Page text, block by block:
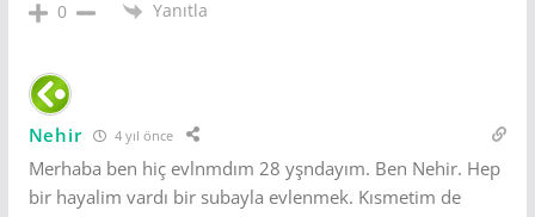
0 Yanıtla
Nehir 4 yıl önce
Merhaba ben hiç evlnmdım 28 yşndayım. Ben Nehir. Hep
bir hayalim vardı bir subayla evlenmek. Kısmetim de